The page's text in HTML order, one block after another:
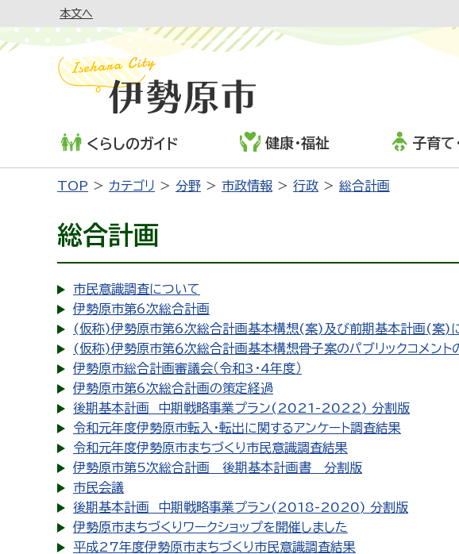
本文へ
くらしのガイド 健康・福祉 子育て
TOP カテゴリ 分野 市政情報 行政 総合計画
総合計画
市民意識調査について
伊勢原市第6次総合計画
(仮称)伊勢原市第6次総合計画基本構想(案)及び前期基本計画(案)に
(仮称)伊勢原市第６次総合計画基本構想骨子案のパブリックコメント
伊勢原市総合計画審議会（令和3･4年度）
伊勢原市第6次総合計画の策定経過
後期基本計画 中期戦略事業プラン(2021-2022) 分割版
令和元年度伊勢原市転入・転出に関するアンケート調査結果
令和元年度伊勢原市まちづくり市民意識調査結果
伊勢原市第5次総合計画 後期基本計画書 分割版
市民会議
後期基本計画 中期戦略事業プラン(2018-2020) 分割版
伊勢原市まちづくりワークショップを開催しました
平成27年度伊勢原市まちづくり市民意識調査結果